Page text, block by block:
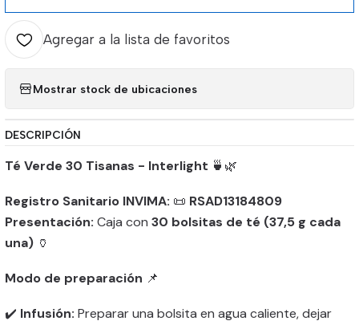
Agregar a la lista de favoritos
Mostrar stock de ubicaciones
DESCRIPCIÓN
Té Verde 30 Tisanas - Interlight 🍵🌿
Registro Sanitario INVIMA: 📜 RSAD13184809
Presentación: Caja con 30 bolsitas de té (37,5 g cada
una) 🏺
Modo de preparación 📌
✔️ Infusión: Preparar una bolsita en agua caliente, dejar